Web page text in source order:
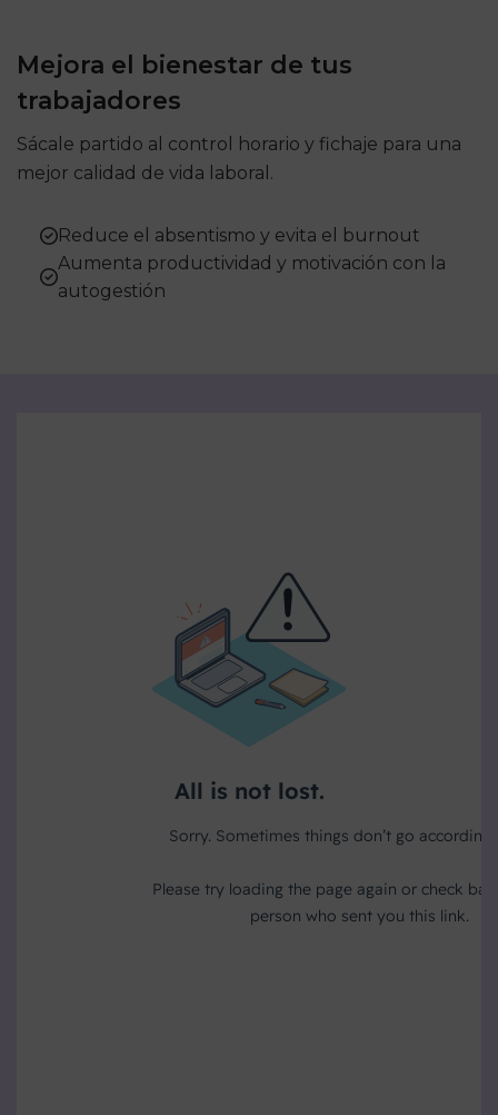
Mejora el bienestar de tus
trabajadores
Sácale partido al control horario y fichaje para una
mejor calidad de vida laboral.
Reduce el absentismo y evita el burnout
Aumenta productividad y motivación con la
autogestión